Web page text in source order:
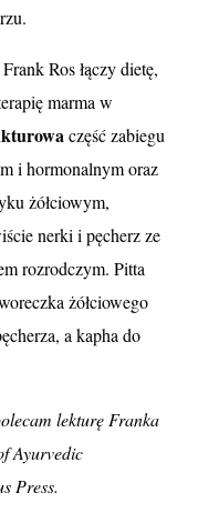
Ros łączy dietę,
marma w
część zabiegu
i hormonalnym oraz
żółciowym,
nerki i pęcherz ze
rozrodczym. Pitta
żółciowego
a kapha do
lekturę Franka
Ayurvedic
Press.